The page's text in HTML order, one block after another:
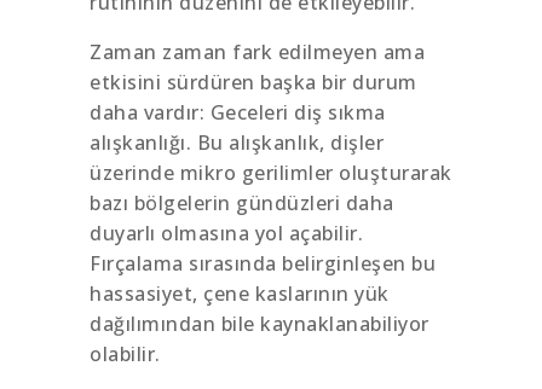
Zaman zaman fark edilmeyen ama
etkisini sürdüren başka bir durum
daha vardır: Geceleri diş sıkma
alışkanlığı. Bu alışkanlık, dişler
üzerinde mikro gerilimler oluşturarak
bazı bölgelerin gündüzleri daha
duyarlı olmasına yol açabilir.
Fırçalama sırasında belirginleşen bu
hassasiyet, çene kaslarının yük
dağılımından bile kaynaklanabiliyor
olabilir.